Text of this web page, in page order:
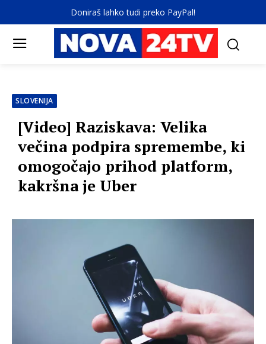
Doniraš lahko tudi preko PayPal!
SLOVENIJA
[Video] Raziskava: Velika
večina podpira spremembe, ki
omogočajo prihod platform,
kakršna je Uber